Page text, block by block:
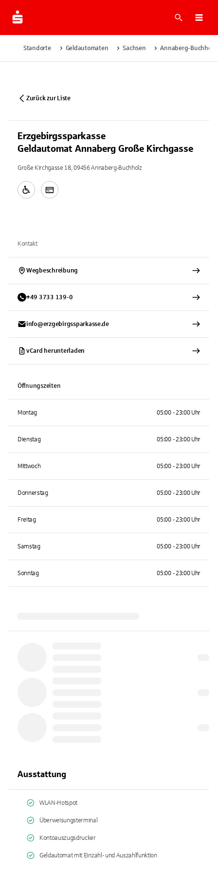
Suche
Standorte Geldautomaten Sachsen Annaberg-Buchholz
Zurück zur Liste
Erzgebirgssparkasse
Geldautomat Annaberg Große Kirchgasse
Große Kirchgasse 18, 09456 Annaberg-Buchholz
Kontakt
Wegbeschreibung
+49 3733 139-0
info@erzgebirgssparkasse.de
vCard herunterladen
Öffnungszeiten
Montag 05:00 - 23:00 Uhr
Dienstag 05:00 - 23:00 Uhr
Mittwoch 05:00 - 23:00 Uhr
Donnerstag 05:00 - 23:00 Uhr
Freitag 05:00 - 23:00 Uhr
Samstag 05:00 - 23:00 Uhr
Sonntag 05:00 - 23:00 Uhr
Ausstattung
WLAN-Hotspot
Überweisungsterminal
Kontoauszugsdrucker
Geldautomat mit Einzahl- und Auszahlfunktion